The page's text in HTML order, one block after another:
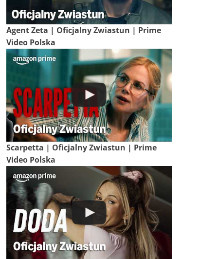
Agent Zeta | Oficjalny Zwiastun | Prime
Video Polska
Scarpetta | Oficjalny Zwiastun | Prime
Video Polska